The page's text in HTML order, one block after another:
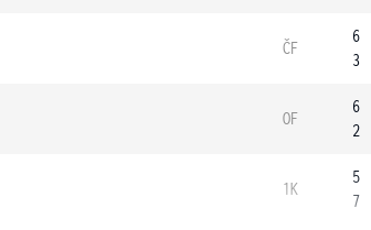
ČF
6
3
OF
6
2
1K
5
7